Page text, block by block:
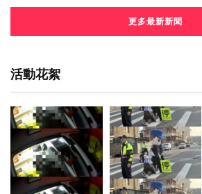
更多最新新聞
活動花絮